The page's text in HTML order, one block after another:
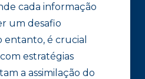
cada informação
um desafio
entanto, é crucial
estratégias
a assimilação do